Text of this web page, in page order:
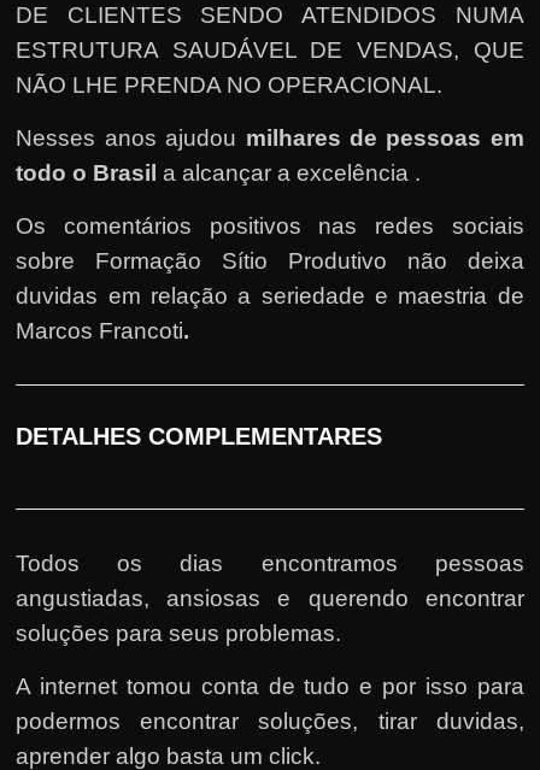
DE CLIENTES SENDO ATENDIDOS NUMA
ESTRUTURA SAUDÁVEL DE VENDAS, QUE
NÃO LHE PRENDA NO OPERACIONAL.
Nesses anos ajudou milhares de pessoas em
todo o Brasil a alcançar a excelência .
Os comentários positivos nas redes sociais
sobre Formação Sítio Produtivo não deixa
duvidas em relação a seriedade e maestria de
Marcos Francoti.
DETALHES COMPLEMENTARES
Todos os dias encontramos pessoas
angustiadas, ansiosas e querendo encontrar
soluções para seus problemas.
A internet tomou conta de tudo e por isso para
podermos encontrar soluções, tirar duvidas,
aprender algo basta um click.